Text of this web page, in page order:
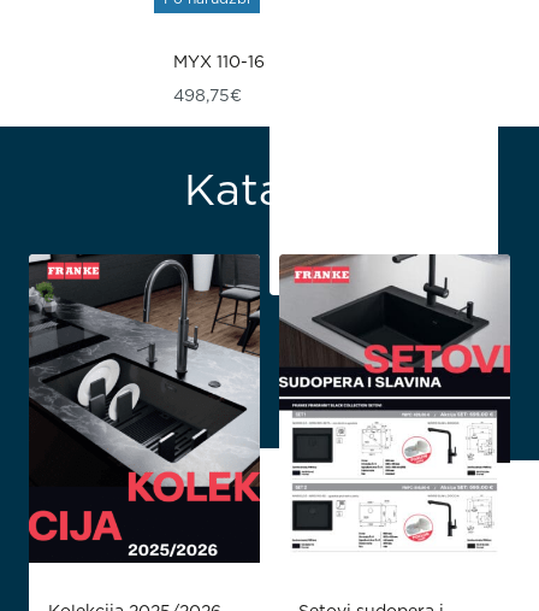
MYX 110-16
498,75€
Katalozi